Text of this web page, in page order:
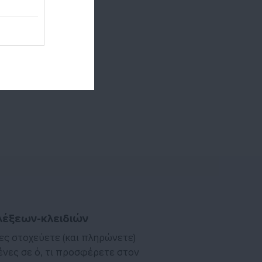
κλειδιά για
γίνεται με
κλειδιών
στοχεύετε (και πληρώνετε)
σε ό, τι προσφέρετε στον